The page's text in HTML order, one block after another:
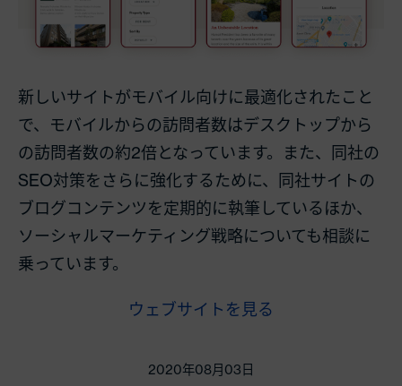
2020年08月03日
新しいサイトがモバイル向けに最適化されたこと
で、モバイルからの訪問者数はデスクトップから
の訪問者数の約2倍となっています。また、同社の
SEO対策をさらに強化するために、同社サイトの
ブログコンテンツを定期的に執筆しているほか、
ソーシャルマーケティング戦略についても相談に
乗っています。
ウェブサイトを見る